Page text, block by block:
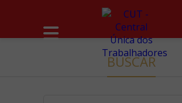
BUSCAR